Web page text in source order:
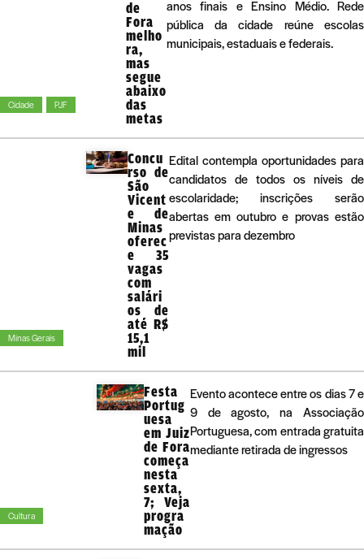
Cidade PJF
de
Fora
melho
ra,
mas
segue
abaixo
das
metas
anos finais e Ensino Médio. Rede
pública da cidade reúne escolas
municipais, estaduais e federais.
Minas Gerais
Concu
rso de
São
Vicent
e de
Minas
oferec
e 35
vagas
com
salári
os de
até R$
15,1
mil
Edital contempla oportunidades para
candidatos de todos os níveis de
escolaridade; inscrições serão
abertas em outubro e provas estão
previstas para dezembro
Cultura
Festa
Portug
uesa
em Juiz
de Fora
começa
nesta
sexta,
7; Veja
progra
mação
Evento acontece entre os dias 7 e
9 de agosto, na Associação
Portuguesa, com entrada gratuita
mediante retirada de ingressos